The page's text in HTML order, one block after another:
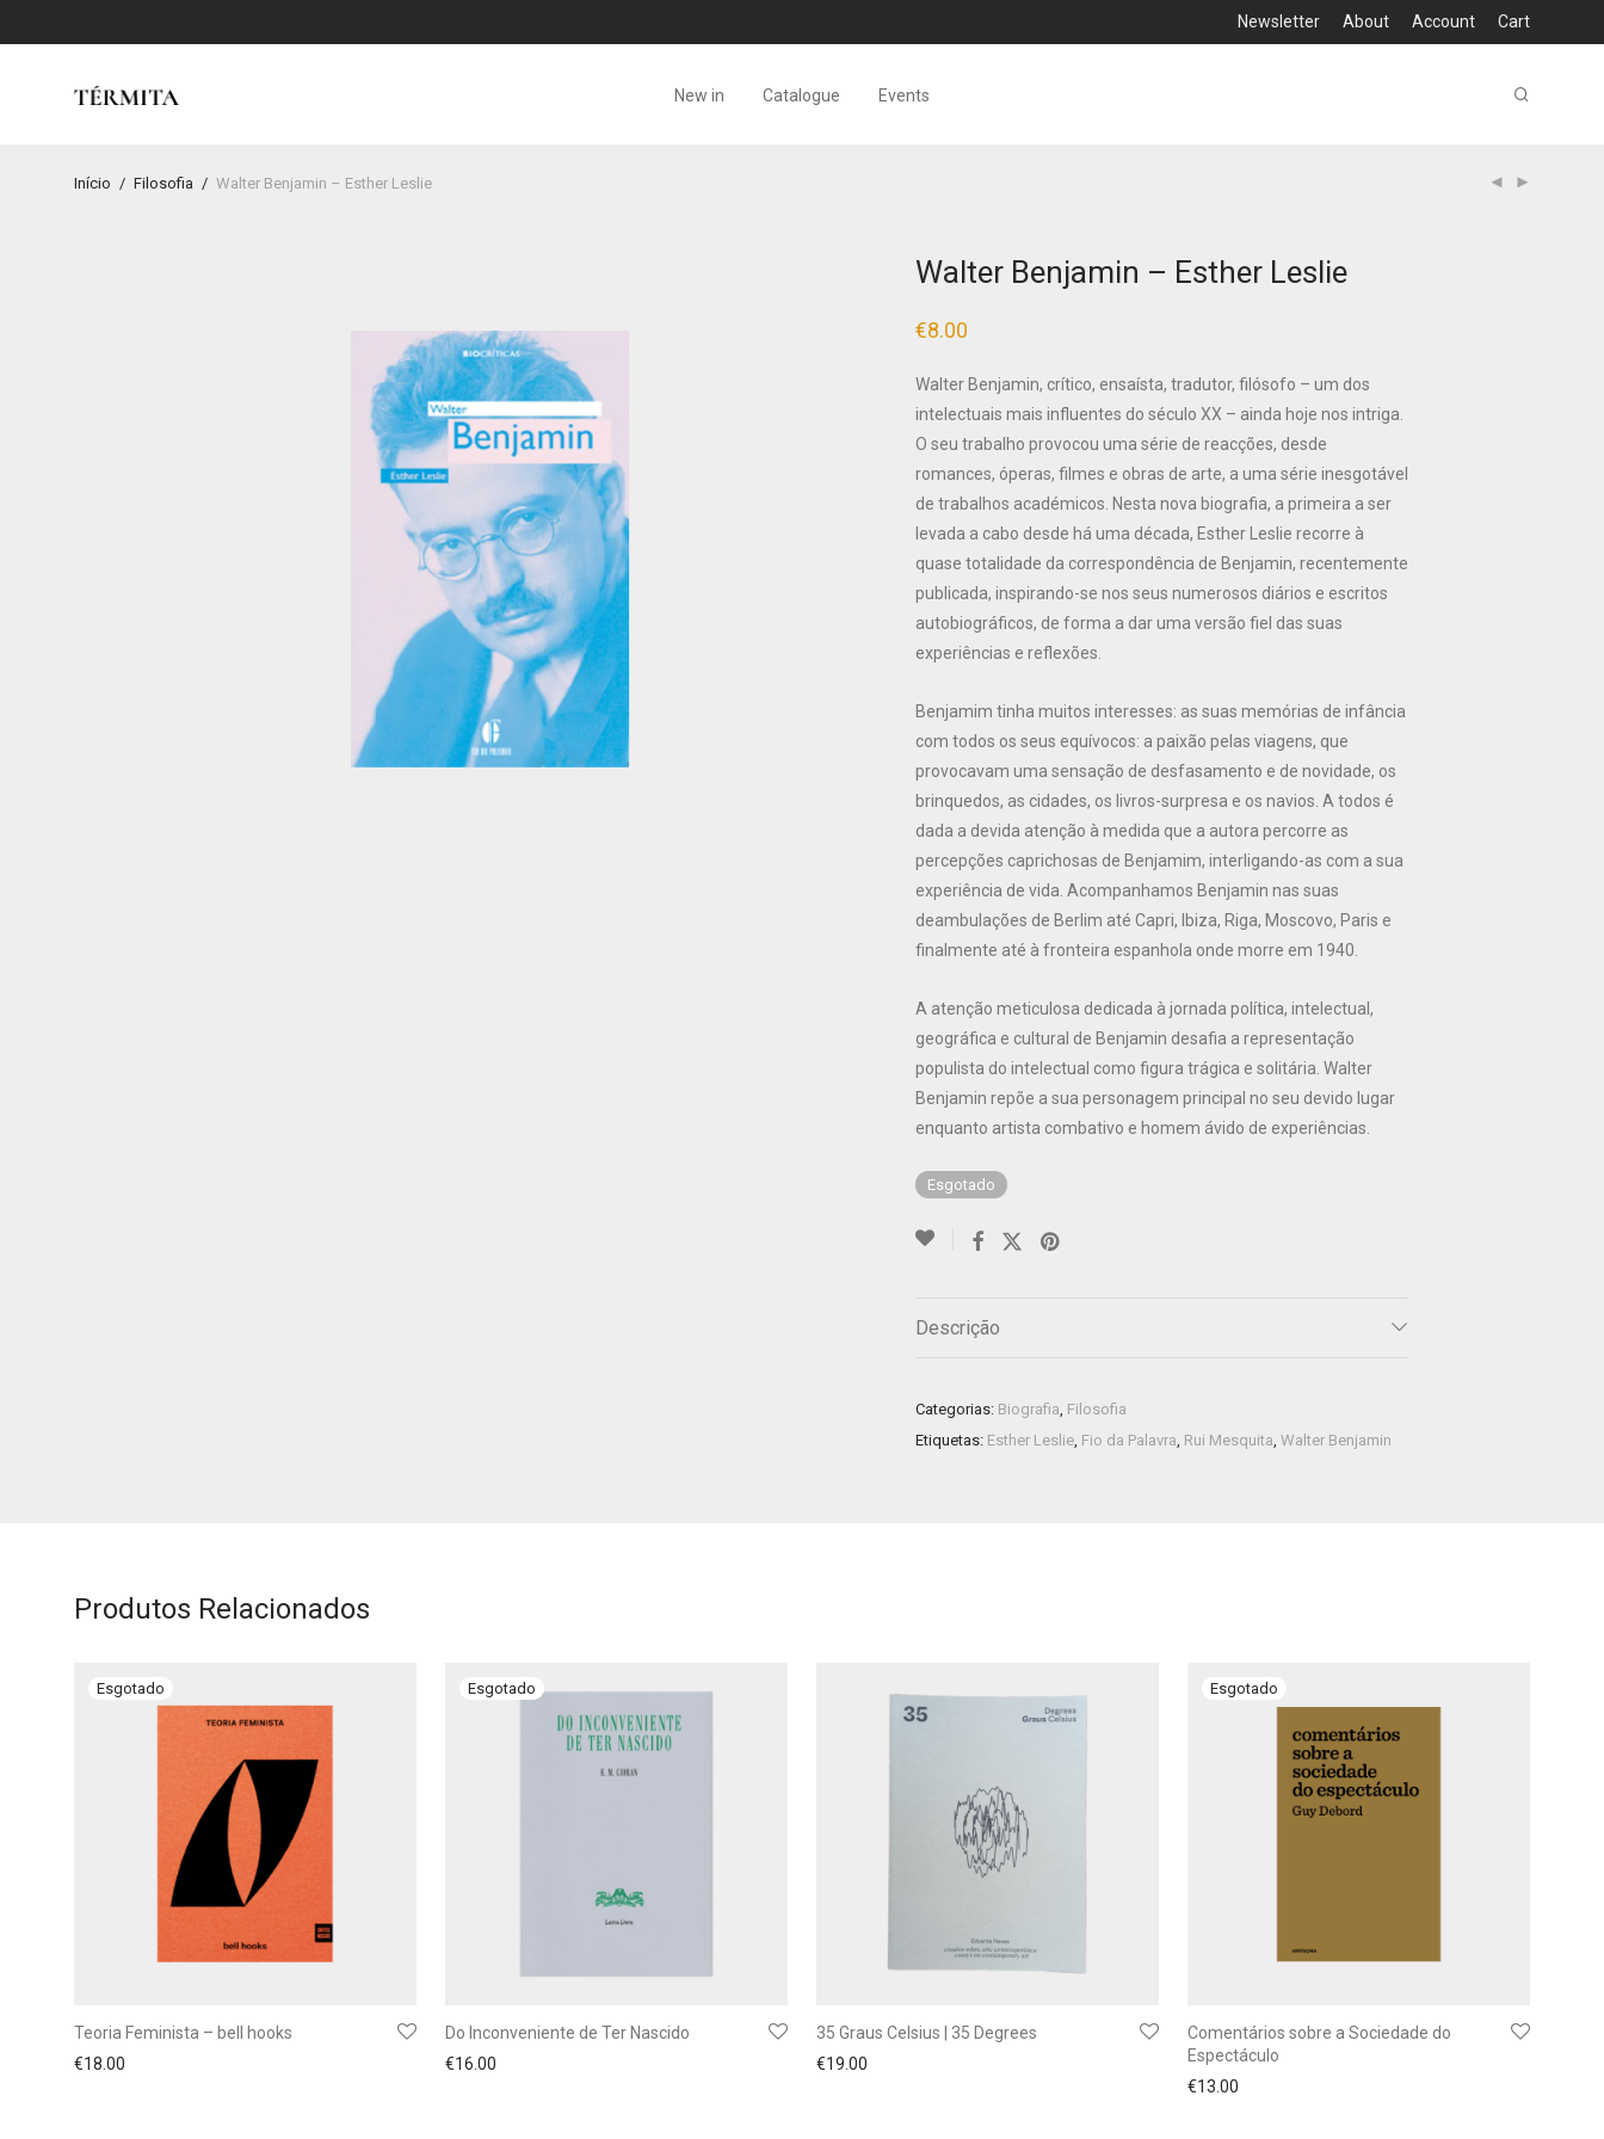
Newsletter About Account Cart
New in Catalogue Events
Início / Filosofia / Walter Benjamin – Esther Leslie
Walter Benjamin – Esther Leslie
€8.00
Walter Benjamin, crítico, ensaísta, tradutor, filósofo – um dos
intelectuais mais influentes do século XX – ainda hoje nos intriga.
O seu trabalho provocou uma série de reacções, desde
romances, óperas, filmes e obras de arte, a uma série inesgotável
de trabalhos académicos. Nesta nova biografia, a primeira a ser
levada a cabo desde há uma década, Esther Leslie recorre à
quase totalidade da correspondência de Benjamin, recentemente
publicada, inspirando-se nos seus numerosos diários e escritos
autobiográficos, de forma a dar uma versão fiel das suas
experiências e reflexões.
Benjamim tinha muitos interesses: as suas memórias de infância
com todos os seus equívocos: a paixão pelas viagens, que
provocavam uma sensação de desfasamento e de novidade, os
brinquedos, as cidades, os livros-surpresa e os navios. A todos é
dada a devida atenção à medida que a autora percorre as
percepções caprichosas de Benjamim, interligando-as com a sua
experiência de vida. Acompanhamos Benjamin nas suas
deambulações de Berlim até Capri, Ibiza, Riga, Moscovo, Paris e
finalmente até à fronteira espanhola onde morre em 1940.
A atenção meticulosa dedicada à jornada política, intelectual,
geográfica e cultural de Benjamin desafia a representação
populista do intelectual como figura trágica e solitária. Walter
Benjamin repõe a sua personagem principal no seu devido lugar
enquanto artista combativo e homem ávido de experiências.
Esgotado
Descrição
Categorias: Biografia, Filosofia
Etiquetas: Esther Leslie, Fio da Palavra, Rui Mesquita, Walter Benjamin
Produtos Relacionados
Teoria Feminista – bell hooks
€18.00
Do Inconveniente de Ter Nascido
€16.00
35 Graus Celsius | 35 Degrees
€19.00
Comentários sobre a Sociedade do
Espectáculo
€13.00